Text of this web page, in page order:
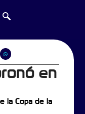
en
la Copa de la